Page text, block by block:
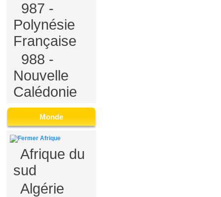
987 -
Polynésie
Française
988 -
Nouvelle
Calédonie
Monde
Afrique
Afrique du
sud
Algérie